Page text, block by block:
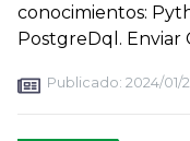
conocimientos:
PostgreDql. Enviar
Publicado: 2024/01/